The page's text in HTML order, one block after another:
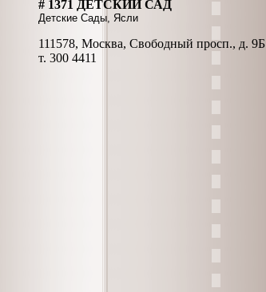
# 1371 ДЕТСКИЙ САД
Детские Сады, Ясли
111578, Москва, Свободный просп., д. 9Б
т. 300 4411